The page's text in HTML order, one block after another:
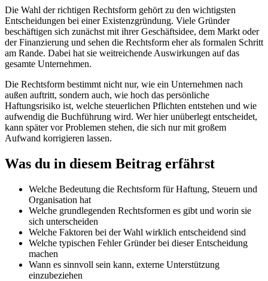
Die Wahl der richtigen Rechtsform gehört zu den wichtigsten
Entscheidungen bei einer Existenzgründung. Viele Gründer
beschäftigen sich zunächst mit ihrer Geschäftsidee, dem Markt oder
der Finanzierung und sehen die Rechtsform eher als formalen Schritt
am Rande. Dabei hat sie weitreichende Auswirkungen auf das
gesamte Unternehmen.
Die Rechtsform bestimmt nicht nur, wie ein Unternehmen nach
außen auftritt, sondern auch, wie hoch das persönliche
Haftungsrisiko ist, welche steuerlichen Pflichten entstehen und wie
aufwendig die Buchführung wird. Wer hier unüberlegt entscheidet,
kann später vor Problemen stehen, die sich nur mit großem
Aufwand korrigieren lassen.
Was du in diesem Beitrag erfährst
Welche Bedeutung die Rechtsform für Haftung, Steuern und
Organisation hat
Welche grundlegenden Rechtsformen es gibt und worin sie
sich unterscheiden
Welche Faktoren bei der Wahl wirklich entscheidend sind
Welche typischen Fehler Gründer bei dieser Entscheidung
machen
Wann es sinnvoll sein kann, externe Unterstützung
einzubeziehen